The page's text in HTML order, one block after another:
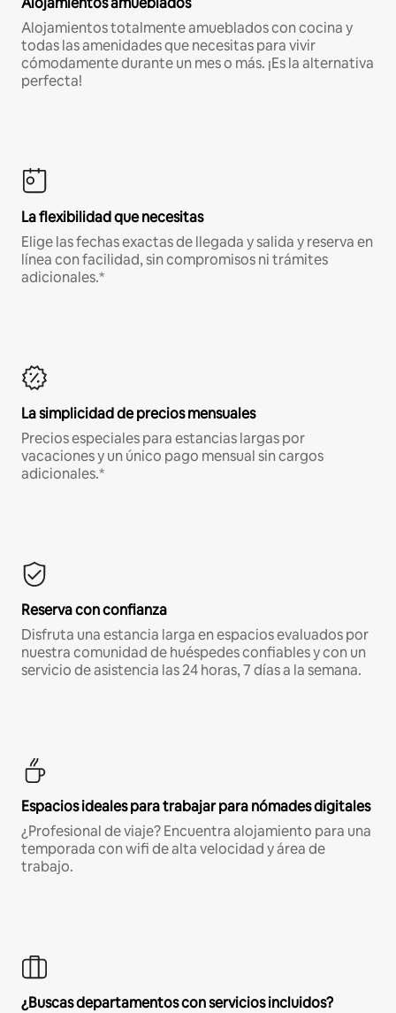
Alojamientos totalmente amueblados con cocina y
todas las amenidades que necesitas para vivir
cómodamente durante un mes o más. ¡Es la alternativa
perfecta!
La flexibilidad que necesitas
Elige las fechas exactas de llegada y salida y reserva en
línea con facilidad, sin compromisos ni trámites
adicionales.*
La simplicidad de precios mensuales
Precios especiales para estancias largas por
vacaciones y un único pago mensual sin cargos
adicionales.*
Reserva con confianza
Disfruta una estancia larga en espacios evaluados por
nuestra comunidad de huéspedes confiables y con un
servicio de asistencia las 24 horas, 7 días a la semana.
Espacios ideales para trabajar para nómades digitales
¿Profesional de viaje? Encuentra alojamiento para una
temporada con wifi de alta velocidad y área de
trabajo.
¿Buscas departamentos con servicios incluidos?